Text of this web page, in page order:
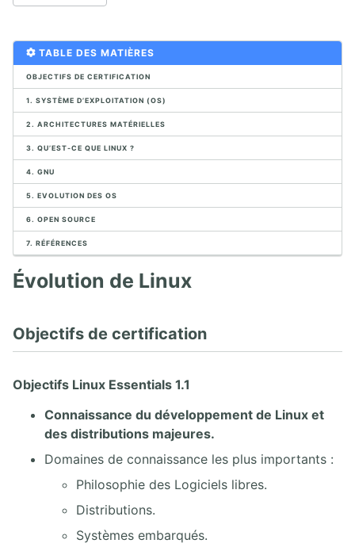
1. INTRODUCTION À LINUX
1.1. Evolution de Linux
1.2. Distributions Linux
1.4. Applications Open Source
1.5. Utiliser Linux en console graphique (Centos7)
1.6. Environnements de bureau Linux
1.7. Installation Linux Debian
2. LE SHELL
2.1. La ligne de commande
2.4. Configuration des langues, locales et clavier
2.5. Aide sous Linux
3. TRAITEMENT DU TEXTE
3.1. Outils de base de traitement du texte
3.2. Outils avancés de traitement du texte
3.3. L'éditeur de texte VI
TABLE DES MATIÈRES
OBJECTIFS DE CERTIFICATION
1. SYSTÈME D’EXPLOITATION (OS)
2. ARCHITECTURES MATÉRIELLES
3. QU’EST-CE QUE LINUX ?
4. GNU
5. EVOLUTION DES OS
6. OPEN SOURCE
7. RÉFÉRENCES
Évolution de Linux
Objectifs de certification
Objectifs Linux Essentials 1.1
Connaissance du développement de Linux et
des distributions majeures.
Domaines de connaissance les plus importants :
Philosophie des Logiciels libres.
Distributions.
Systèmes embarqués.